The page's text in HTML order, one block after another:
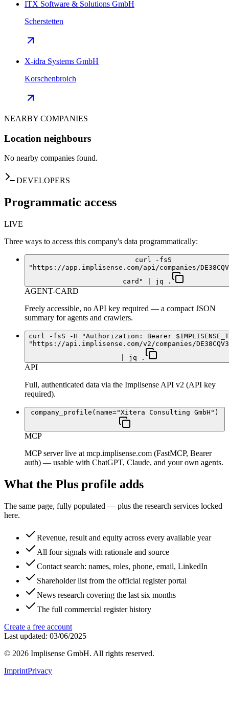
ITX Software & Solutions GmbH
Scherstetten
X-idra Systems GmbH
Korschenbroich
NEARBY COMPANIES
Location neighbours
No nearby companies found.
DEVELOPERS
Programmatic access
LIVE
Three ways to access this company's data programmatically:
curl -fsS
"https://app.implisense.com/api/companies/
card" | jq .
AGENT-CARD
Freely accessible, no API key required — a compact JSON
summary for agents and crawlers.
curl -fsS -H "Authorization: Bearer
"https://api.implisense.com/v2/companies/
| jq .
API
Full, authenticated data via the Implisense API v2 (API key
required).
company_profile(name="Xitera Consulting GmbH")
MCP
MCP server live at mcp.implisense.com (FastMCP, Bearer
auth) — usable with ChatGPT, Claude, and your own agents.
What the Plus profile adds
The same page, fully populated — plus the research services locked
here.
Revenue, result and equity across every available year
All four signals with rationale and source
Contact search: names, roles, phone, email, LinkedIn
Shareholder list from the official register portal
News research covering the last six months
The full commercial register history
Create a free account
Last updated: 03/06/2025
© 2026 Implisense GmbH. All rights reserved.
ImprintPrivacy